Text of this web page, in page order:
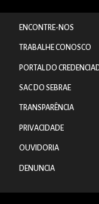
ENCONTRE-NOS
TRABALHE CONOSCO
PORTAL DO
SAC DO SEBRAE
TRANSPARÊNCIA
PRIVACIDADE
OUVIDORIA
DENUNCIA